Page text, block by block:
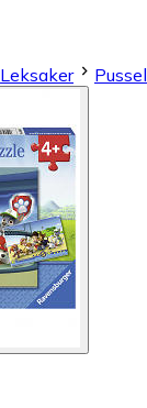
Leksaker Pussel